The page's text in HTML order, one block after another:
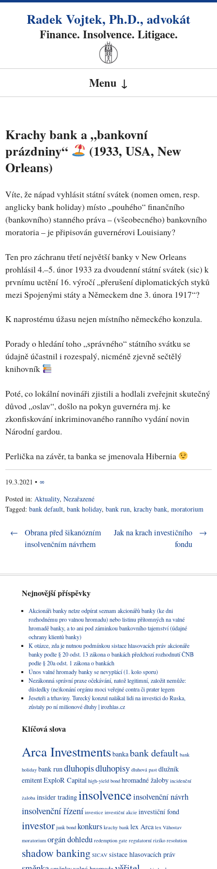
Radek Vojtek, Ph.D., advokát
Finance. Insolvence. Litigace.
Menu
Krachy bank a „bankovní
prázdniny“
(1933, USA, New
Orleans)
Víte, že nápad vyhlásit státní svátek (nomen omen, resp.
anglicky bank holiday) místo „pouhého“ finančního
(bankovního) stanného práva – (všeobecného) bankovního
moratoria – je připisován guvernérovi Louisiany?
Ten pro záchranu třetí největší banky v New Orleans
prohlásil 4.–5. únor 1933 za dvoudenní státní svátek (sic) k
prvnímu uctění 16. výročí „přerušení diplomatických styků
mezi Spojenými státy a Německem dne 3. února 1917“?
K naprostému úžasu nejen místního německého konzula.
Porady o hledání toho „správného“ státního svátku se
údajně účastnil i rozespalý, nicméně zjevně sečtělý
knihovník
Poté, co lokální novináři zjistili a hodlali zveřejnit skutečný
důvod „oslav“, došlo na pokyn guvernéra mj. ke
zkonfiskování inkriminovaného ranního vydání novin
Národní gardou.
Perlička na závěr, ta banka se jmenovala Hibernia
19.3.2021 • ∞
Posted in: Aktuality,Nezařazené
Tagged:bank default,bank holiday,bank run,krachy bank,moratorium
Post navigation
←
Obrana před šikanózním
insolvenčním návrhem
→
Jak na krach investičního
fondu
Nejnovější příspěvky
Akcionáři banky nelze odpírat seznam akcionářů banky (ke dni
rozhodnému pro valnou hromadu) nebo listinu přítomných na valné
hromadě banky, a to ani pod záminkou bankovního tajemství (údajné
ochrany klientů banky)
K otázce, zda je nutnou podmínkou sistace hlasovacích práv akcionáře
banky podle § 20 odst. 13 zákona o bankách předchozí rozhodnutí ČNB
podle § 20a odst. 1 zákona o bankách
Únos valné hromady banky se nevyplácí (1. kolo sporu)
Nezákonná správní praxe očekávání, natož legitimní, založit nemůže:
důsledky (ne)konání orgánu moci veřejné contra či prater legem
Jeseteři a trhaviny. Turecký konzul nalákal lidi na investici do Ruska,
zůstaly po ní milionové dluhy | irozhlas.cz
Klíčová slova
Arca Investmentsbankabank default bank
holiday bank run dluhopisdluhopisy dluhová past dlužník
emitentExploR Capital high-yield bond hromadné žaloby incidenční
žaloba insider tradinginsolvenceinsolvenční návrh
insolvenční řízení investice investiční akcie investiční fond
investor junk bond konkurs krachy bank lex Arca lex Váhostav
moratorium orgán dohledu redemption gate regulatorní riziko resolution
shadow banking SICAV sistace hlasovacích práv